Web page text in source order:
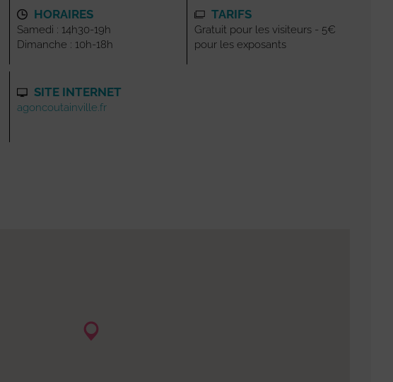
HORAIRES
Samedi : 14h30-19h
Dimanche : 10h-18h
SITE INTERNET
agoncoutainville.fr
TARIFS
Gratuit pour les visiteurs - 5€
pour les exposants